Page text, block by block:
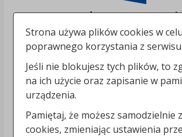
Strona używa plików cookies w celu
poprawnego korzystania z serwisu.
Jeśli nie blokujesz tych plików, to
na ich użycie oraz zapisanie w
urządzenia.
Pamiętaj, że możesz samodzielnie
cookies, zmieniając ustawienia